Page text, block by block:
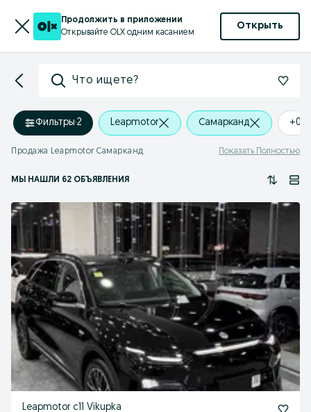
Продолжить в приложении
Открывайте OLX одним касанием
Открыть
Что ищете?
Фильтры·2 Leapmotor Самарканд +0
Продажа Leapmotor Самарканд Показать Полностью
МЫ НАШЛИ 62 ОБЪЯВЛЕНИЯ
Leapmotor c11 Vikupka